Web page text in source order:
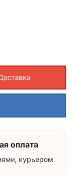
оплата
курьером